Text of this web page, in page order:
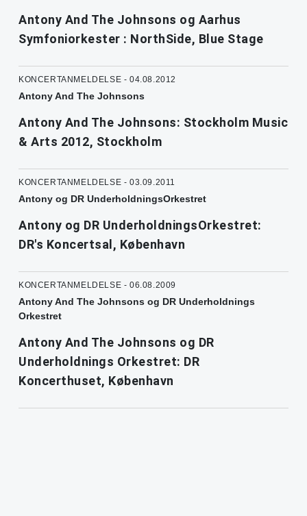
Antony And The Johnsons og Aarhus
Symfoniorkester : NorthSide, Blue Stage
KONCERTANMELDELSE - 04.08.2012
Antony And The Johnsons
Antony And The Johnsons: Stockholm Music
& Arts 2012, Stockholm
KONCERTANMELDELSE - 03.09.2011
Antony og DR UnderholdningsOrkestret
Antony og DR UnderholdningsOrkestret:
DR's Koncertsal, København
KONCERTANMELDELSE - 06.08.2009
Antony And The Johnsons og DR Underholdnings
Orkestret
Antony And The Johnsons og DR
Underholdnings Orkestret: DR
Koncerthuset, København